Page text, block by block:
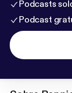
Podcasts
Podcast